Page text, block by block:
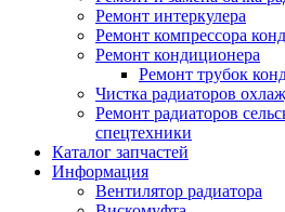
Ремонт интеркулера
Ремонт компрессора
Ремонт кондиционера
Ремонт трубок
Чистка радиаторов
Ремонт радиаторов
спецтехники
Каталог запчастей
Информация
Вентилятор радиатора